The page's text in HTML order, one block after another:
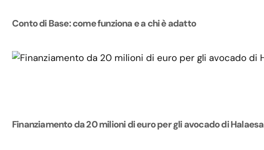
Conto di Base: come funziona e a chi è adatto
Finanziamento da 20 milioni di euro per gli avocado di Halaesa